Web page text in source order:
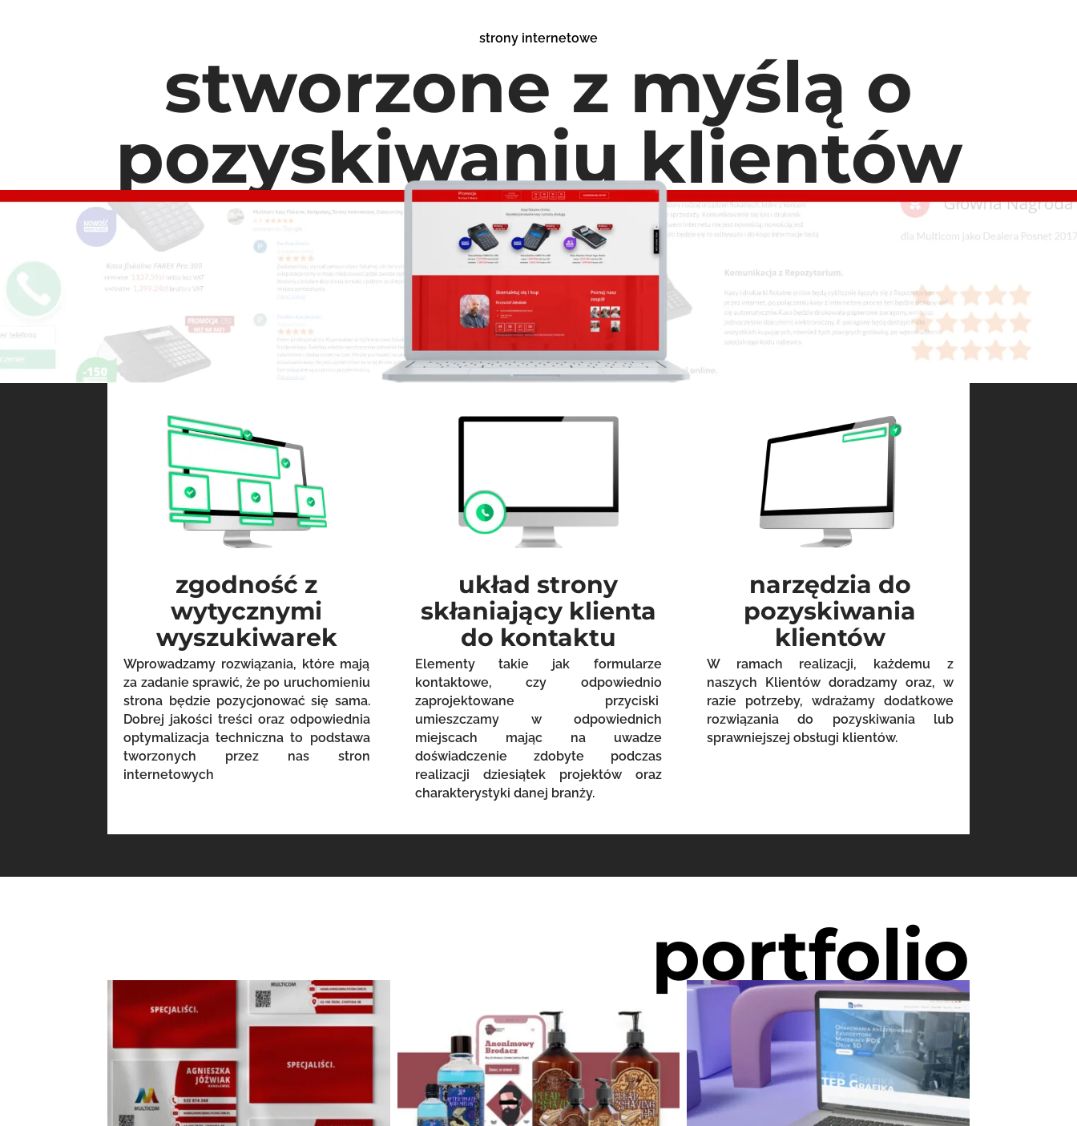
strony internetowe
stworzone z myślą o
pozyskiwaniu klientów
zgodność z
wytycznymi
wyszukiwarek
Wprowadzamy rozwiązania, które mają
za zadanie sprawić, że po uruchomieniu
strona będzie pozycjonować się sama.
Dobrej jakości treści oraz odpowiednia
optymalizacja techniczna to podstawa
tworzonych przez nas stron
internetowych
układ strony
skłaniający klienta
do kontaktu
Elementy takie jak formularze
kontaktowe, czy odpowiednio
zaprojektowane przyciski
umieszczamy w odpowiednich
miejscach mając na uwadze
doświadczenie zdobyte podczas
realizacji dziesiątek projektów oraz
charakterystyki danej branży.
narzędzia do
pozyskiwania
klientów
W ramach realizacji, każdemu z
naszych Klientów doradzamy oraz, w
razie potrzeby, wdrażamy dodatkowe
rozwiązania do pozyskiwania lub
sprawniejszej obsługi klientów.
portfolio